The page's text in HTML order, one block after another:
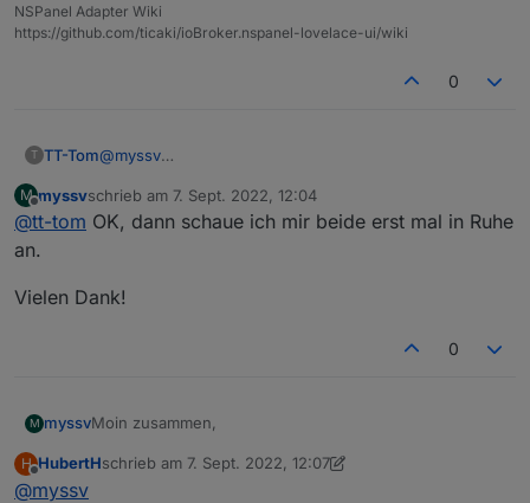
NSPanel Adapter Wiki
https://github.com/ticaki/ioBroker.nspanel-lovelace-ui/wiki
0
T TT-Tom@myssv
ist es mit den alternativen schneller und einfacher.
wenn du nur einen Punkt anlegen willst kannst du das
in der Objekt Ansicht mit dem "+" erstellen und dann
M
Offline
myssvschrieb am 7. Sept. 2022, 12:04
zuletzt editiert von
@tt-tom OK, dann schaue ich mir beide erst mal in Ruhe
an.
Vielen Dank!
0
M myssvMoin zusammen,
ich habe den Adapter heute installiert:
H HubertHschrieb am 7. Sept. 2022, 12:07
zuletzt editiert von HubertH9. Juli 2022, 14:08
@myssv